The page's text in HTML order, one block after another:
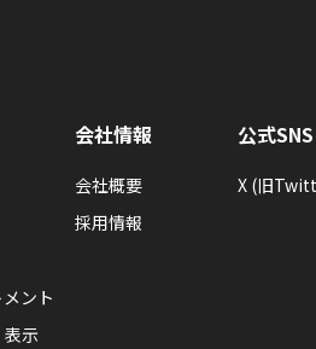
ント
表示
会社情報
会社概要
採用情報
公式SNS
X (旧